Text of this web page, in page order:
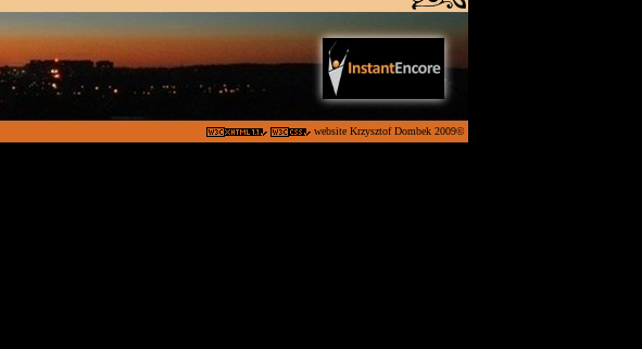
website Krzysztof Dombek 2009©